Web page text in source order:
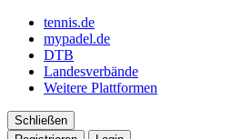
tennis.de
mypadel.de
DTB
Landesverbände
Weitere Plattformen
Schließen